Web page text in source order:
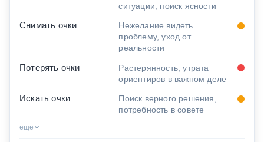
ситуации, поиск ясности
Снимать очки
Нежелание видеть
проблему, уход от
реальности
Потерять очки
Растерянность, утрата
ориентиров в важном деле
Искать очки
Поиск верного решения,
потребность в совете
еще